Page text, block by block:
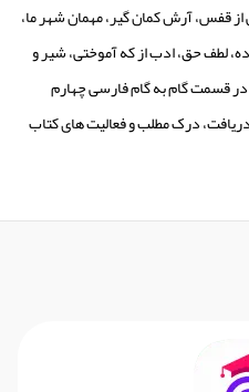
از قفس، آرش کمان گیر، مهمان شهر ما،
لطف حق، ادب از که آموختی، شیر و
گام به گام فارسی چهارم
درک مطلب و فعالیت های کتاب